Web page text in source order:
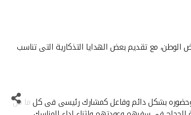
الوطن، مع تقديم بعض الهدايا التذكارية التى تناسب
وحضوره بشكل دائم وفاعل كمشارك رئيسى فى كل ما من